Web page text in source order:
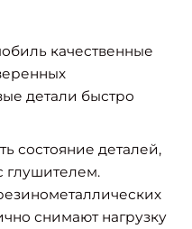
качественные
детали быстро
состояние деталей,
глушителем.
снимают нагрузку